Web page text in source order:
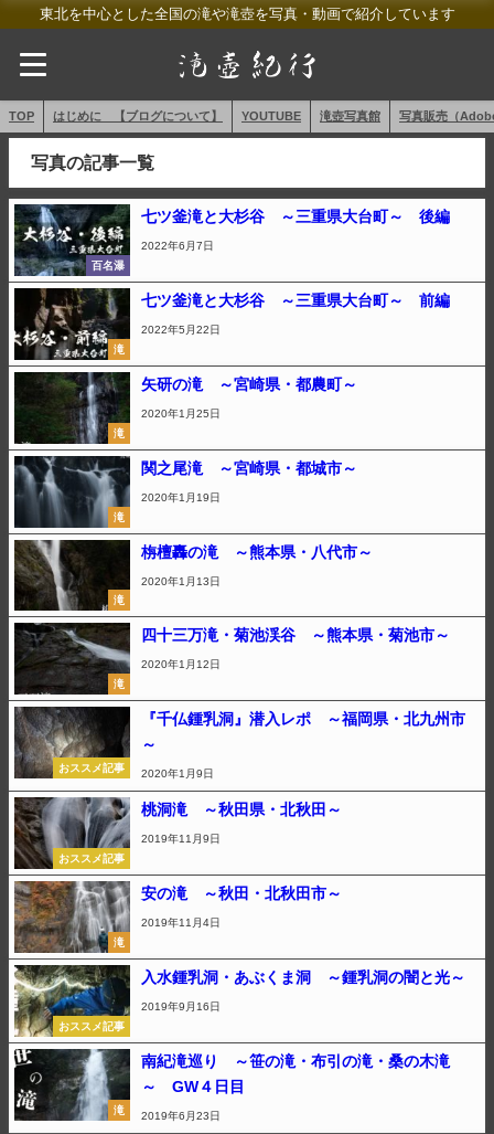
東北を中心とした全国の滝や滝壺を写真・動画で紹介しています
TOP はじめに 【ブログについて】 YOUTUBE 滝壺写真館 写真販売（
写真の記事一覧
百名瀑
七ツ釜滝と大杉谷 ～三重県大台町～ 後編
2022年6月7日
滝
七ツ釜滝と大杉谷 ～三重県大台町～ 前編
2022年5月22日
滝
矢研の滝 ～宮崎県・都農町～
2020年1月25日
滝
関之尾滝 ～宮崎県・都城市～
2020年1月19日
滝
栴檀轟の滝 ～熊本県・八代市～
2020年1月13日
滝
四十三万滝・菊池渓谷 ～熊本県・菊池市～
2020年1月12日
おススメ記事
『千仏鍾乳洞』潜入レポ ～福岡県・北九州市
～
2020年1月9日
おススメ記事
桃洞滝 ～秋田県・北秋田～
2019年11月9日
滝
安の滝 ～秋田・北秋田市～
2019年11月4日
おススメ記事
入水鍾乳洞・あぶくま洞 ～鍾乳洞の闇と光～
2019年9月16日
滝
南紀滝巡り ～笹の滝・布引の滝・桑の木滝
～ GW４日目
2019年6月23日